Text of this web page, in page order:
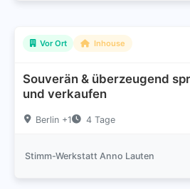
Vor Ort Inhouse
Souverän & überzeugend
und verkaufen
Berlin +1 4 Tage
Stimm-Werkstatt Anno Lauten